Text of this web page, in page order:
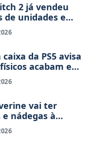
2 já vendeu
de unidades e
à frente da
no mesmo
da PS5 avisa
acabam em
vai ter
nádegas à